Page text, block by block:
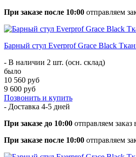
При заказе после 10:00 отправляем
Барный стул Everprof Grace Black
- В наличии 2 шт. (осн. склад)
было
10 560 руб
9 600 руб
Позвонить и купить
- Доставка 4-5 дней
При заказе до 10:00 отправляем заказ
При заказе после 10:00 отправляем